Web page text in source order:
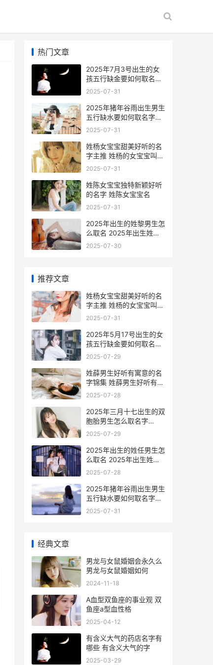
热门文章
2025年7月3号出生的女
孩五行缺金要如何取名字
2025年七月出生
2025-07-31
2025年猪年谷雨出生男生
五行缺水要如何取名字
2025年谷雨出生的鼠宝宝
2025-07-31
姓杨女宝宝甜美好听的名
字主推 姓杨的女宝宝叫什
么名字好听
2025-07-31
姓陈女宝宝独特新颖好听
的名字 姓陈女宝宝名
2025-07-31
2025年出生的姓黎男生怎
么取名 2025年出生姓罗
取名字男宝宝
2025-07-30
推荐文章
姓杨女宝宝甜美好听的名
字主推 姓杨的女宝宝叫什
么名字好听
2025-07-31
2025年5月17号出生的女
孩五行缺金要如何取名字
2025年5月17日属什么生
2025-07-29
姓薛男生好听有寓意的名
字锦集 姓薛男生好听有哪
些名字
2025-07-28
2025年三月十七出生的双
胞胎男生怎么取名字
2025年3月17日星期几
2025-07-29
2025年出生的姓任男生怎
么取名 2025年出生姓罗
取名字男宝宝
2025-07-28
2025年猪年谷雨出生男生
五行缺水要如何取名字
2025年谷雨出生的鼠宝宝
2025-07-31
经典文章
男龙与女鼠婚姻会永久么
男龙与女鼠婚姻如何
2024-11-18
A血型双鱼座的事业观 双
鱼座a型血性格
2025-04-12
有含义大气的药店名字有
哪些 有含义大气的字
2025-03-29